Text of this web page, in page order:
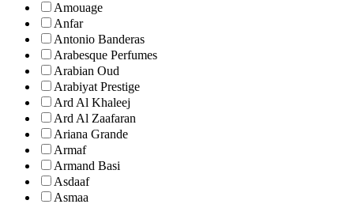
Amouage
Anfar
Antonio Banderas
Arabesque Perfumes
Arabian Oud
Arabiyat Prestige
Ard Al Khaleej
Ard Al Zaafaran
Ariana Grande
Armaf
Armand Basi
Asdaaf
Asmaa